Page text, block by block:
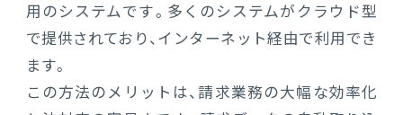
用のシステムです。多くのシステムがクラウド型
で提供されており、インターネット経由で利用でき
ます。
この方法のメリットは、請求業務の大幅な効率化